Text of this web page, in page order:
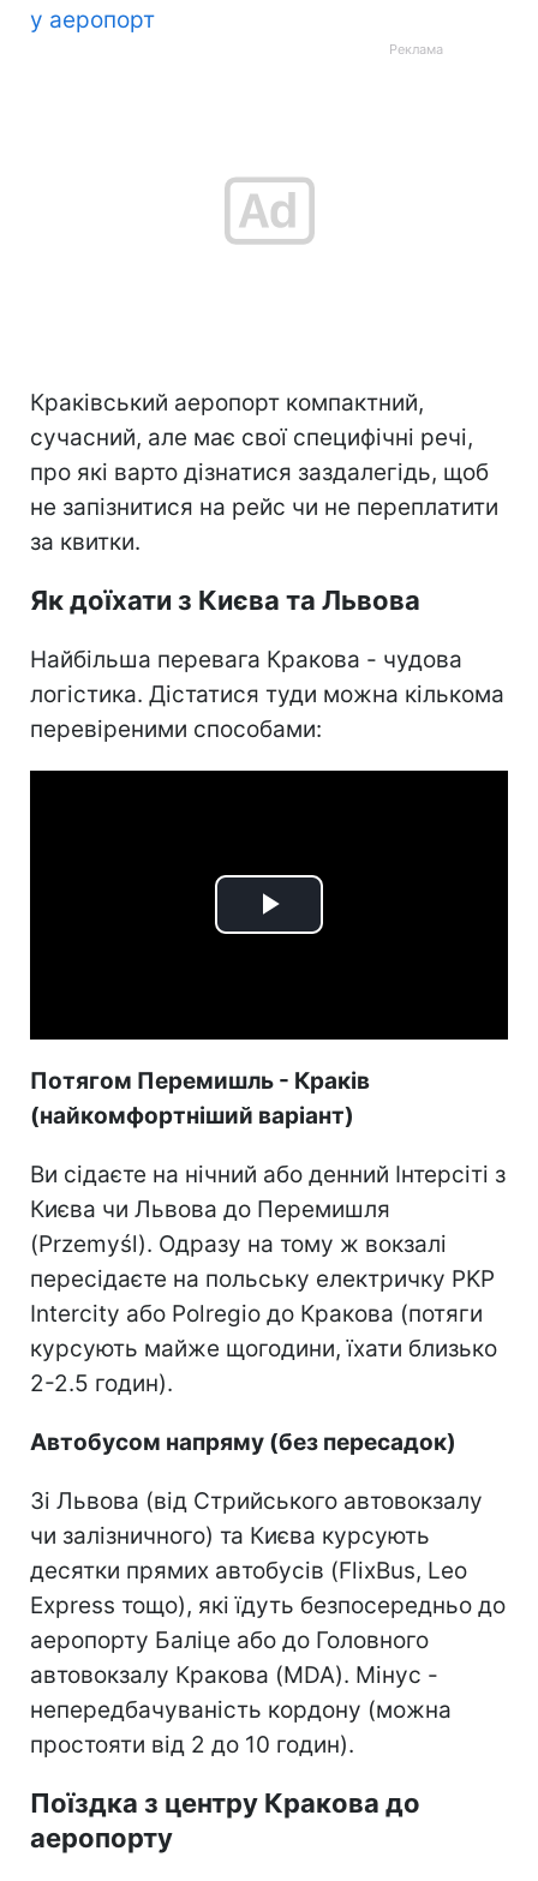
у аеропорт
Краківський аеропорт компактний,
сучасний, але має свої специфічні речі,
про які варто дізнатися заздалегідь, щоб
не запізнитися на рейс чи не переплатити
за квитки.
Як доїхати з Києва та Львова
Найбільша перевага Кракова - чудова
логістика. Дістатися туди можна кількома
перевіреними способами:
Play
Потягом Перемишль - Краків
(найкомфортніший варіант)
Ви сідаєте на нічний або денний Інтерсіті з
Києва чи Львова до Перемишля
(Przemyśl). Одразу на тому ж вокзалі
пересідаєте на польську електричку PKP
Intercity або Polregio до Кракова (потяги
курсують майже щогодини, їхати близько
2-2.5 годин).
Автобусом напряму (без пересадок)
Зі Львова (від Стрийського автовокзалу
чи залізничного) та Києва курсують
десятки прямих автобусів (FlixBus, Leo
Express тощо), які їдуть безпосередньо до
аеропорту Баліце або до Головного
автовокзалу Кракова (MDA). Мінус -
непередбачуваність кордону (можна
простояти від 2 до 10 годин).
Поїздка з центру Кракова до
аеропорту